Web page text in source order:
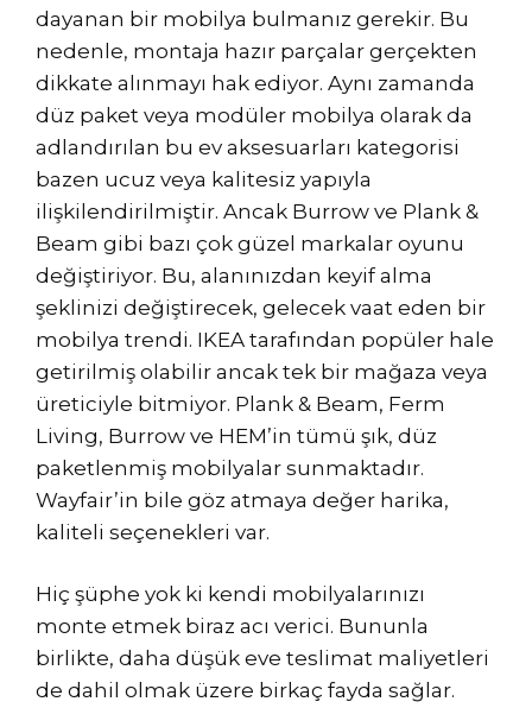
dayanan bir mobilya bulmanız gerekir. Bu
nedenle, montaja hazır parçalar gerçekten
dikkate alınmayı hak ediyor. Aynı zamanda
düz paket veya modüler mobilya olarak da
adlandırılan bu ev aksesuarları kategorisi
bazen ucuz veya kalitesiz yapıyla
ilişkilendirilmiştir. Ancak Burrow ve Plank &
Beam gibi bazı çok güzel markalar oyunu
değiştiriyor. Bu, alanınızdan keyif alma
şeklinizi değiştirecek, gelecek vaat eden bir
mobilya trendi. IKEA tarafından popüler hale
getirilmiş olabilir ancak tek bir mağaza veya
üreticiyle bitmiyor. Plank & Beam, Ferm
Living, Burrow ve HEM’in tümü şık, düz
paketlenmiş mobilyalar sunmaktadır.
Wayfair’in bile göz atmaya değer harika,
kaliteli seçenekleri var.
Hiç şüphe yok ki kendi mobilyalarınızı
monte etmek biraz acı verici. Bununla
birlikte, daha düşük eve teslimat maliyetleri
de dahil olmak üzere birkaç fayda sağlar.